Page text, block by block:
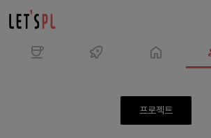
프로젝트